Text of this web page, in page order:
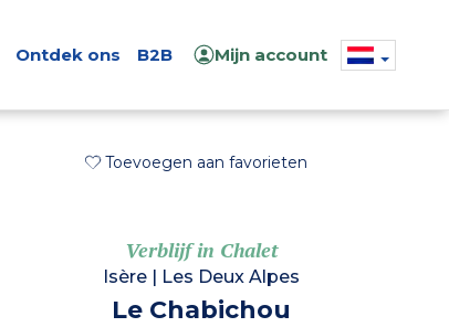
Ontdek ons B2B Mijn account
Toevoegen aan favorieten
Verblijf in Chalet
Isère Les Deux Alpes
Le Chabichou